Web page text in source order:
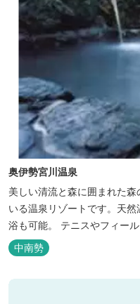
奥伊勢宮川温泉
美しい清流と森に囲まれた
いる温泉リゾートです。天
浴も可能。 テニスやフィー
グ・山登りの後は、岩風呂風
メニューの野草風呂と打た
さい。 森林浴に温泉浴でネ
中南勢